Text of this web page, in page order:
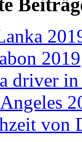
2019
driver
von